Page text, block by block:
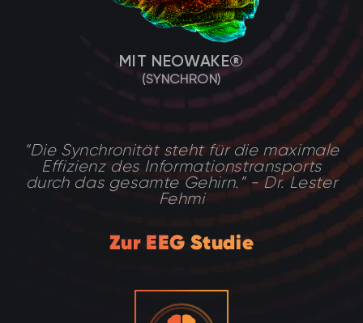
MIT NEOWAKE®
(SYNCHRON)
“Die Synchronität steht für die maximale
Effizienz des Informationstransports
durch das gesamte Gehirn.” - Dr. Lester
Fehmi
Zur EEG Studie